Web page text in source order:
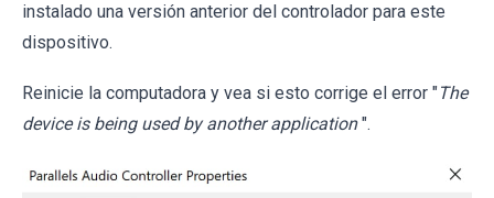
instalado una versión anterior del controlador para este
dispositivo.
Reinicie la computadora y vea si esto corrige el error "The
device is being used by another application ".